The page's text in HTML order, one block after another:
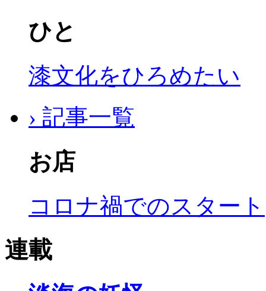
ひと
漆文化をひろめたい
› 記事一覧
お店
コロナ禍でのスタート
連載